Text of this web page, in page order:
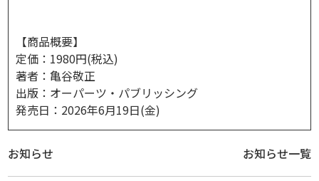
【商品概要】
定価：1980円(税込)
著者：亀谷敬正
出版：オーパーツ・パブリッシング
発売日：2026年6月19日(金)
お知らせ お知らせ一覧